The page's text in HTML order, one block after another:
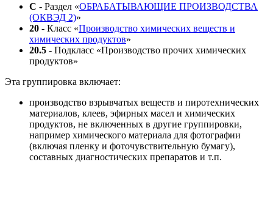
C - Раздел «ОБРАБАТЫВАЮЩИЕ ПРОИЗВОДСТВА
(ОКВЭД 2)»
20 - Класс «Производство химических веществ и
химических продуктов»
20.5 - Подкласс «Производство прочих химических
продуктов»
Эта группировка включает:
производство взрывчатых веществ и пиротехнических
материалов, клеев, эфирных масел и химических
продуктов, не включенных в другие группировки,
например химического материала для фотографии
(включая пленку и фоточувствительную бумагу),
составных диагностических препаратов и т.п.